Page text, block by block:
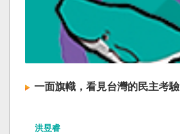
一面旗幟，看見台灣的民主考驗
洪昱睿